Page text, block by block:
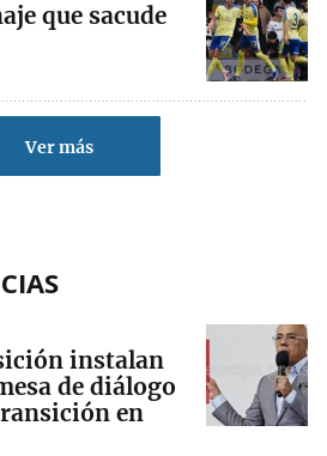
que sacude
Ver más
instalan
de diálogo
en